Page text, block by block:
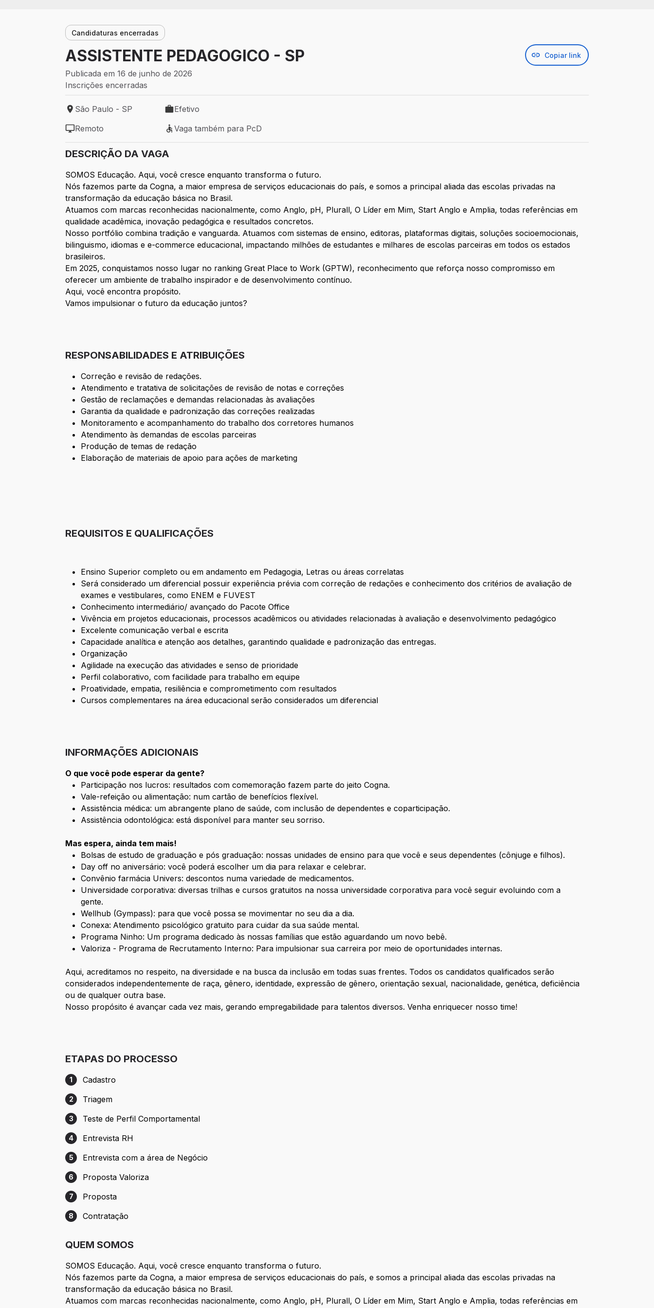
Candidaturas encerradas
ASSISTENTE PEDAGOGICO - SP Copiar link
Publicada em 16 de junho de 2026
Inscrições encerradas
Local de trabalho: São Paulo - SP
São Paulo - SP
Tipo de vaga: Efetivo
Efetivo
Modelo de trabalho: Remoto
Remoto
Vaga também para PcD
Vaga também para PcD
DESCRIÇÃO DA VAGA
SOMOS Educação. Aqui, você cresce enquanto transforma o futuro.
Nós fazemos parte da Cogna, a maior empresa de serviços educacionais do país, e somos a principal aliada das escolas privadas na
transformação da educação básica no Brasil.
Atuamos com marcas reconhecidas nacionalmente, como Anglo, pH, Plurall, O Líder em Mim, Start Anglo e Amplia, todas referências em
qualidade acadêmica, inovação pedagógica e resultados concretos.
Nosso portfólio combina tradição e vanguarda. Atuamos com sistemas de ensino, editoras, plataformas digitais, soluções socioemocionais,
bilinguismo, idiomas e e-commerce educacional, impactando milhões de estudantes e milhares de escolas parceiras em todos os estados
brasileiros.
Em 2025, conquistamos nosso lugar no ranking Great Place to Work (GPTW), reconhecimento que reforça nosso compromisso em
oferecer um ambiente de trabalho inspirador e de desenvolvimento contínuo.
Aqui, você encontra propósito.
Vamos impulsionar o futuro da educação juntos?
RESPONSABILIDADES E ATRIBUIÇÕES
Correção e revisão de redações.
Atendimento e tratativa de solicitações de revisão de notas e correções
Gestão de reclamações e demandas relacionadas às avaliações
Garantia da qualidade e padronização das correções realizadas
Monitoramento e acompanhamento do trabalho dos corretores humanos
Atendimento às demandas de escolas parceiras
Produção de temas de redação
Elaboração de materiais de apoio para ações de marketing
REQUISITOS E QUALIFICAÇÕES
Ensino Superior completo ou em andamento em Pedagogia, Letras ou áreas correlatas
Será considerado um diferencial possuir experiência prévia com correção de redações e conhecimento dos critérios de avaliação de
exames e vestibulares, como ENEM e FUVEST
Conhecimento intermediário/ avançado do Pacote Office
Vivência em projetos educacionais, processos acadêmicos ou atividades relacionadas à avaliação e desenvolvimento pedagógico
Excelente comunicação verbal e escrita
Capacidade analítica e atenção aos detalhes, garantindo qualidade e padronização das entregas.
Organização
Agilidade na execução das atividades e senso de prioridade
Perfil colaborativo, com facilidade para trabalho em equipe
Proatividade, empatia, resiliência e comprometimento com resultados
Cursos complementares na área educacional serão considerados um diferencial
INFORMAÇÕES ADICIONAIS
O que você pode esperar da gente?
Participação nos lucros: resultados com comemoração fazem parte do jeito Cogna.
Vale-refeição ou alimentação: num cartão de benefícios flexível.
Assistência médica: um abrangente plano de saúde, com inclusão de dependentes e coparticipação.
Assistência odontológica: está disponível para manter seu sorriso.
Mas espera, ainda tem mais!
Bolsas de estudo de graduação e pós graduação: nossas unidades de ensino para que você e seus dependentes (cônjuge e filhos).
Day off no aniversário: você poderá escolher um dia para relaxar e celebrar.
Convênio farmácia Univers: descontos numa variedade de medicamentos.
Universidade corporativa: diversas trilhas e cursos gratuitos na nossa universidade corporativa para você seguir evoluindo com a
gente.
Wellhub (Gympass): para que você possa se movimentar no seu dia a dia.
Conexa: Atendimento psicológico gratuito para cuidar da sua saúde mental.
Programa Ninho: Um programa dedicado às nossas famílias que estão aguardando um novo bebê.
Valoriza - Programa de Recrutamento Interno: Para impulsionar sua carreira por meio de oportunidades internas.
Aqui, acreditamos no respeito, na diversidade e na busca da inclusão em todas suas frentes. Todos os candidatos qualificados serão
considerados independentemente de raça, gênero, identidade, expressão de gênero, orientação sexual, nacionalidade, genética, deficiência
ou de qualquer outra base.
Nosso propósito é avançar cada vez mais, gerando empregabilidade para talentos diversos. Venha enriquecer nosso time!
ETAPAS DO PROCESSO
Etapa 1: Cadastro
1 Cadastro
Etapa 2: Triagem
2 Triagem
Etapa 3: Teste de Perfil Comportamental
3 Teste de Perfil Comportamental
Etapa 4: Entrevista RH
4 Entrevista RH
Etapa 5: Entrevista com a área de Negócio
5 Entrevista com a área de Negócio
Etapa 6: Proposta Valoriza
6 Proposta Valoriza
Etapa 7: Proposta
7 Proposta
Etapa 8: Contratação
8 Contratação
QUEM SOMOS
SOMOS Educação. Aqui, você cresce enquanto transforma o futuro.
Nós fazemos parte da Cogna, a maior empresa de serviços educacionais do país, e somos a principal aliada das escolas privadas na
transformação da educação básica no Brasil.
Atuamos com marcas reconhecidas nacionalmente, como Anglo, pH, Plurall, O Líder em Mim, Start Anglo e Amplia, todas referências em